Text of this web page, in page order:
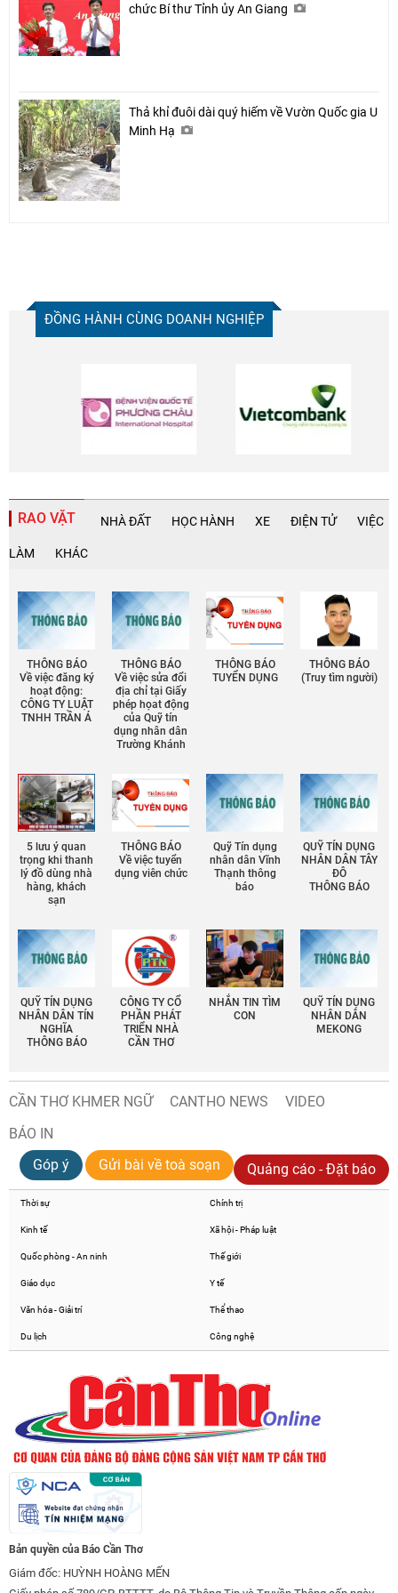
chức Bí thư Tỉnh ủy An Giang
Thả khỉ đuôi dài quý hiếm về Vườn Quốc gia U
Minh Hạ
ĐỒNG HÀNH CÙNG DOANH NGHIỆP
RAO VẶT NHÀ ĐẤT HỌC HÀNH XE ĐIỆN TỬ VIỆC
LÀM KHÁC
THÔNG BÁO
Về việc đăng ký
hoạt động:
CÔNG TY LUẬT
TNHH TRẦN Á
THÔNG BÁO
Về việc sửa đổi
địa chỉ tại Giấy
phép họat động
của Quỹ tín
dụng nhân dân
Trường Khánh
THÔNG BÁO
TUYỂN DỤNG
THÔNG BÁO
(Truy tìm người)
5 lưu ý quan
trọng khi thanh
lý đồ dùng nhà
hàng, khách
sạn
THÔNG BÁO
Về việc tuyển
dụng viên chức
Quỹ Tín dụng
nhân dân Vĩnh
Thạnh thông
báo
QUỸ TÍN DỤNG
NHÂN DÂN TÂY
ĐÔ
THÔNG BÁO
QUỸ TÍN DỤNG
NHÂN DÂN TÍN
NGHĨA
THÔNG BÁO
CÔNG TY CỔ
PHẦN PHÁT
TRIỂN NHÀ
CẦN THƠ
NHẮN TIN TÌM
CON
QUỸ TÍN DỤNG
NHÂN DÂN
MEKONG
CẦN THƠ KHMER NGỮ CANTHO NEWS
VIDEO
BÁO IN
Góp ý
Gửi bài về toà soạn Quảng cáo - Đặt báo
Thời sự Chính trị
Kinh tế Xã hội - Pháp luật
Quốc phòng - An ninh Thế giới
Giáo dục Y tế
Văn hóa - Giải trí Thể thao
Du lịch Công nghệ
Bản quyền của Báo Cần Thơ
Giám đốc: HUỲNH HOÀNG MẾN